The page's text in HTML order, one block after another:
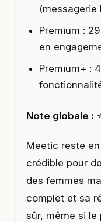
(messagerie
Premium :
en
Premium+ :
Note globale :
Meetic reste
crédible pour
des femmes
complet et sa
sûr, même si